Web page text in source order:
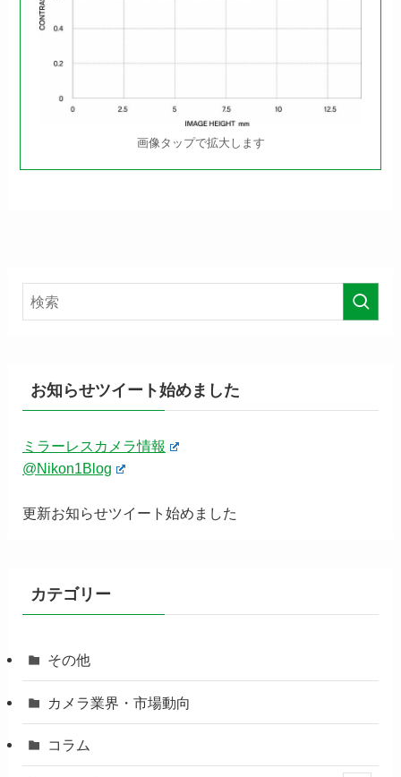
画像タップで拡大します
お知らせツイート始めました
ミラーレスカメラ情報
@Nikon1Blog
更新お知らせツイート始めました
カテゴリー
その他
カメラ業界・市場動向
コラム